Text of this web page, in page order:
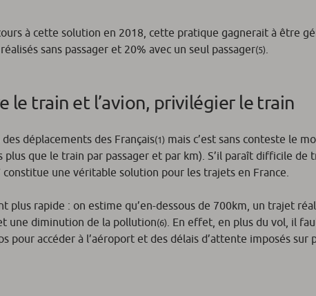
à cette solution en 2018, cette pratique gagnerait à être
sans passager et 20% avec un seul passager(5)
le train et l’avion, privilégier le train
déplacements des Français(1) mais c’est sans conteste le
que le train par passager et par km). S’il paraît difficile
une véritable solution pour les trajets en France.
plus rapide : on estime qu’en-dessous de 700km, un trajet
une diminution de la pollution(6) . En effet, en plus du vol, il
pour accéder à l’aéroport et des délais d’attente imposés sur